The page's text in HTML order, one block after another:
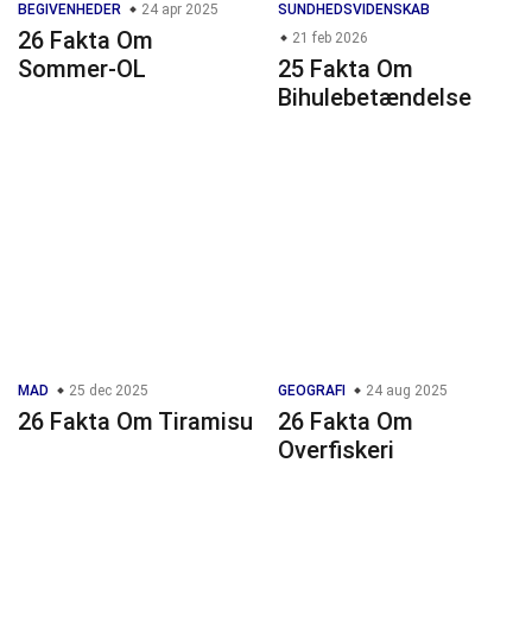
BEGIVENHEDER 24 apr 2025
26 Fakta Om
Sommer-OL
SUNDHEDSVIDENSKAB
21 feb 2026
25 Fakta Om
Bihulebetændelse
MAD 25 dec 2025
26 Fakta Om Tiramisu
GEOGRAFI 24 aug 2025
26 Fakta Om
Overfiskeri